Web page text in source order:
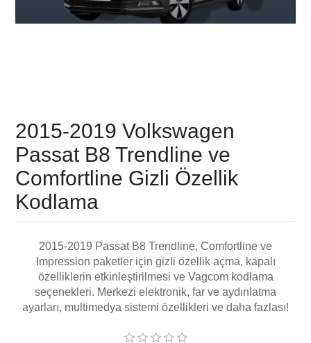
2015-2019 Volkswagen
Passat B8 Trendline ve
Comfortline Gizli Özellik
Kodlama
2015-2019 Passat B8 Trendline, Comfortline ve
Impression paketler için gizli özellik açma, kapalı
özelliklerin etkinleştirilmesi ve Vagcom kodlama
seçenekleri. Merkezi elektronik, far ve aydınlatma
ayarları, multimedya sistemi özellikleri ve daha fazlası!